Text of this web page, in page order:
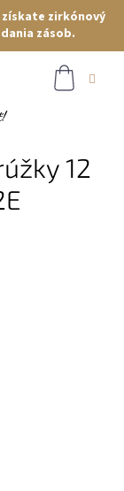
získate zirkónový
zásob.
12